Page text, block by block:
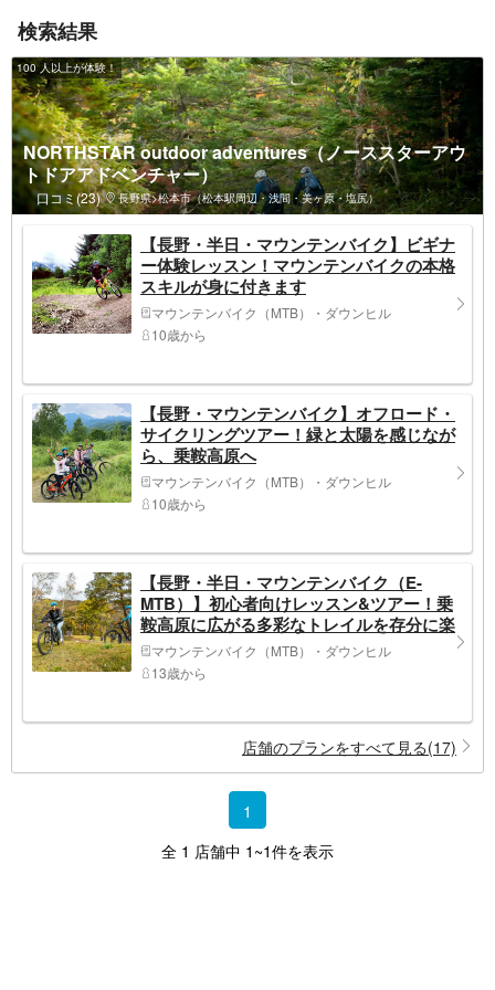
検索結果
100 人以上が体験！
NORTHSTAR outdoor adventures（ノーススターアウ
トドアアドベンチャー）
口コミ(23) 長野県>松本市（松本駅周辺・浅間・美ヶ原・塩尻）
【長野・半日・マウンテンバイク】ビギナ
ー体験レッスン！マウンテンバイクの本格
スキルが身に付きます
マウンテンバイク（MTB）・ダウンヒル
10歳から
【長野・マウンテンバイク】オフロード・
サイクリングツアー！緑と太陽を感じなが
ら、乗鞍高原へ
マウンテンバイク（MTB）・ダウンヒル
10歳から
【長野・半日・マウンテンバイク（E-
MTB）】初心者向けレッスン&ツアー！乗
鞍高原に広がる多彩なトレイルを存分に楽
しもう！
マウンテンバイク（MTB）・ダウンヒル
13歳から
店舗のプランをすべて見る(17)
1
全 1 店舗中 1~1件を表示